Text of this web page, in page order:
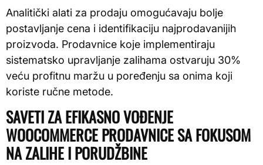
Analitički alati za prodaju omogućavaju bolje
postavljanje cena i identifikaciju najprodavanijih
proizvoda. Prodavnice koje implementiraju
sistematsko upravljanje zalihama ostvaruju 30%
veću profitnu maržu u poređenju sa onima koji
koriste ručne metode.
SAVETI ZA EFIKASNO VOĐENJE
WOOCOMMERCE PRODAVNICE SA FOKUSOM
NA ZALIHE I PORUDŽBINE